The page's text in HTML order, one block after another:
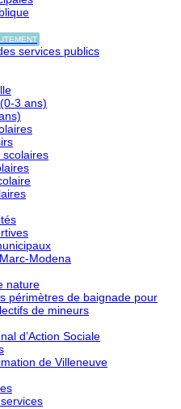
services publics
3 ans)
scolaires
Modena
nature
périmètres de baignade pour
de mineurs
d’Action Sociale
de Villeneuve